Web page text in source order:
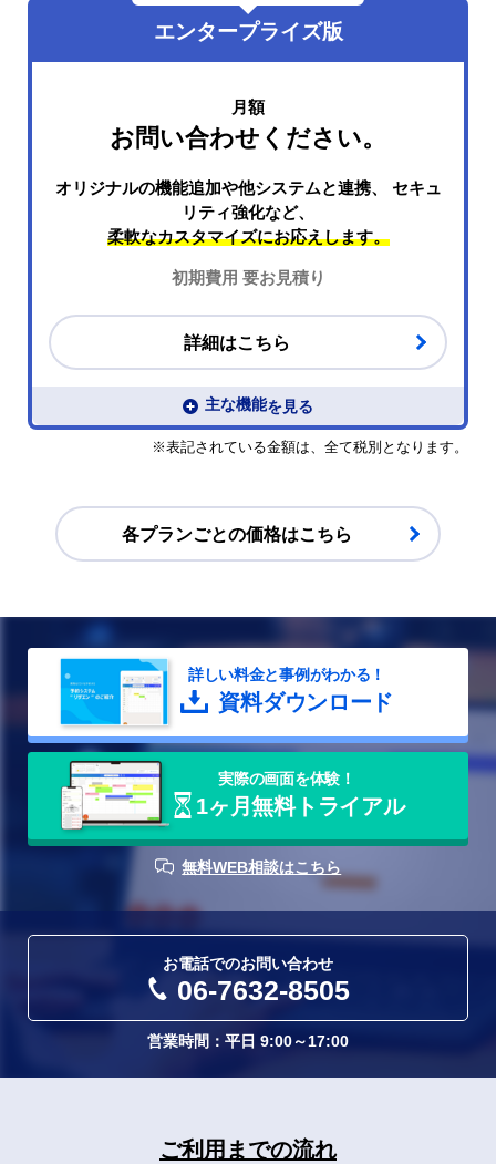
事前決済機能の詳細はこちら
スマートロック連携の詳細はこちら
スタッフ指名機能の詳細はこちら
API連携機能の詳細はこちら
エンタープライズ版
月額
お問い合わせください。
オリジナルの機能追加や他システムと連携、
セキュ
リティ強化など、
柔軟なカスタマイズにお応えします。
初期費用 要お見積り
詳細はこちら
お問い合わせください
参考価格はこちら(PDF)
主な機能
※表記されている金額は、全て税別となります。
各プランごとの価格はこちら
詳しい料金と事例がわかる！
資料ダウンロード
実際の画⾯を体験！
1ヶ月無料トライアル
無料WEB相談はこちら
お電話でのお問い合わせ
06-7632-8505
営業時間：平日 9:00～17:00
ご利用までの流れ